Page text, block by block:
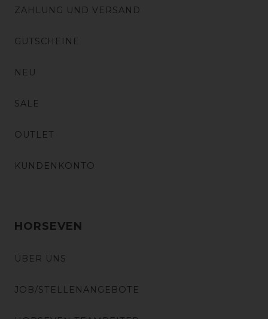
ZAHLUNG UND VERSAND
GUTSCHEINE
NEU
SALE
OUTLET
KUNDENKONTO
HORSEVEN
ÜBER UNS
JOB/STELLENANGEBOTE